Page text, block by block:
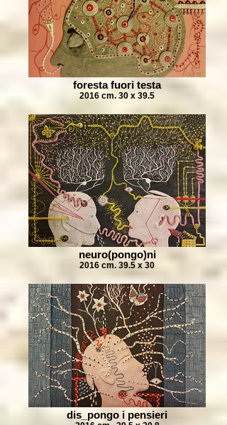
foresta fuori testa
2016 cm. 30 x 39.5
neuro(pongo)ni
2016 cm. 39.5 x 30
dis_pongo i pensieri